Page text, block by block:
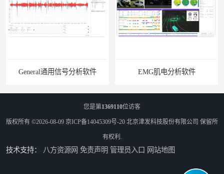
General通用信号分析软件 EMG肌电分析软件
您是第1369110位访客
版权所有 ©2026-08-09 京ICP备14045309号-20 北京津发科技股份有限公司 保留所
有权利.
技术支持： 八方资源网 免责声明 管理员入口 网站地图